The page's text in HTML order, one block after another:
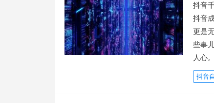
抖音
抖音
更是
些事
人心
抖音